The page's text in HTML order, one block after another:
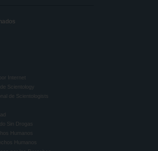
Internet
Scientology
de Scientologists
Sin Drogas
Humanos
Humanos